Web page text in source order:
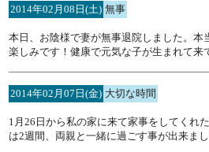
2014年02月08日(土) 無事
本日、お陰様で妻が無事退院しました。本
楽しみです！健康で元気な子が生まれて来
2014年02月07日(金) 大切な時間
1月26日から私の家に来て家事をしてくれ
は2週間、両親と一緒に過ごす事が出来ま